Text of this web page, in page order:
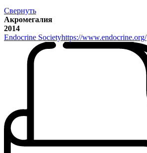
Свернуть
Акромегалия
2014
Endocrine Societyhttps://www.endocrine.org/